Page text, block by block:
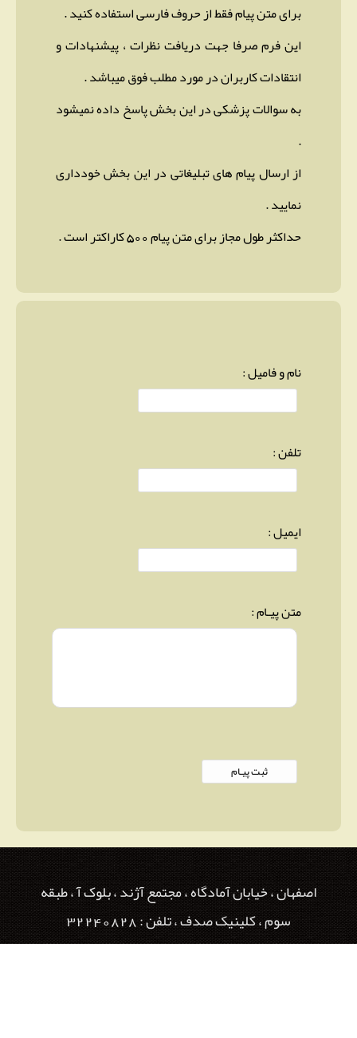
برای متن پیام فقط از حروف فارسی استفاده کنید .
این فرم صرفا جهت دریافت نظرات ، پیشنهادات و
انتقادات کاربران در مورد مطلب فوق میباشد .
به سوالات پزشکی در این بخش پاسخ داده نمیشود
.
از ارسال پیام های تبلیغاتی در این بخش خودداری
نمایید .
حداکثر طول مجاز برای متن پیام 500 کاراکتر است .
نام و فامیل :
تلفن :
ایمیل :
متن پیـام :
اصفهان ، خیابان آمادگاه ، مجتمع آژند ، بلوک آ ، طبقه
سوم ، کلینیک صدف ، تلفن : 32240828